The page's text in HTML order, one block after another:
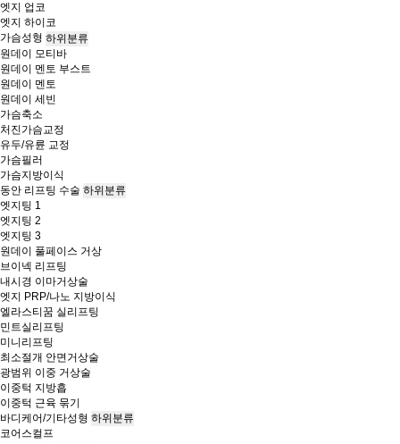
엣지 업코
엣지 하이코
가슴성형 하위분류
원데이 모티바
원데이 멘토 부스트
원데이 멘토
원데이 세빈
가슴축소
처진가슴교정
유두/유륜 교정
가슴필러
가슴지방이식
동안 리프팅 수술 하위분류
엣지팅 1
엣지팅 2
엣지팅 3
원데이 풀페이스 거상
브이넥 리프팅
내시경 이마거상술
엣지 PRP/나노 지방이식
엘라스티꿈 실리프팅
민트실리프팅
미니리프팅
최소절개 안면거상술
광범위 이중 거상술
이중턱 지방흡
이중턱 근육 묶기
바디케어/기타성형 하위분류
코어스컬프